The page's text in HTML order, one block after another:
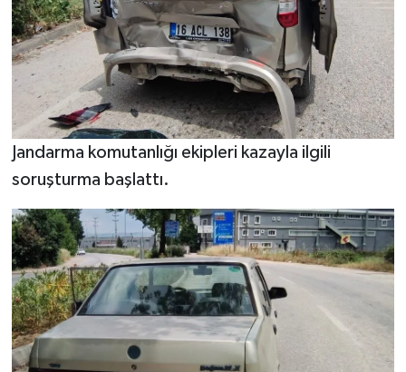
Jandarma komutanlığı ekipleri kazayla ilgili
soruşturma başlattı.